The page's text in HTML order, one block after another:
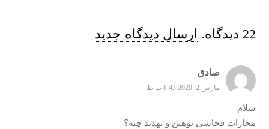
22 دیدگاه. ارسال دیدگاه جدید
صادق
مارس 2, 2020 8:43 ب.ظ
سلام
مجازات فحاشی توهین و تهدید چیه؟